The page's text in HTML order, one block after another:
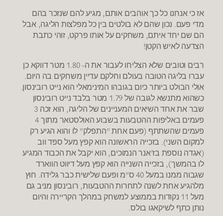
אז כי אנחנו כל כך אוהבים אותם, מגיע להם שנזכר בהם
מדי פעם. נכון שהם לא בולטים בין כל מפלצות הליגה, אבל
הם שם יחד איתם, משחקים על אותו פרקט, זוהי כתבת
הצדעה לאיש הקטן!
רבים וטובים שלא הצליחו לעבור את ה- 1.80 מטר דווקא כן
עברו בליגה הטובה בעולם וחלקם עדיין משחקים בה היום.
אולי הבולט ביותר כיום בגובהו המינימאלי הוא נייט רובינסון.
כשהוא מתנשא לגובה של 1.79 מטר בלבד נייט רובינסון
שבר את אחד השיאים המעניינים של הליגה, הוא זכה 3
פעמים באליפות ההטבעות בשבוע האולסטאר מתוך 4
פעמים שהשתתף (פעם אחת "התפלק" לו והוא הגיע רק
למקום השני). בזכייה הראשונה הוא קפץ מעל ספד ווב
(אגדה נוספת בז'אנר הנמוכים, הוא יקבל את הכבוד המגיע
לו בהמשך), בזכייה השנייה הוא קפץ מעל דיווט הווארד
שגבוה ממנו במעל 40 ס"מ ופעם שלישית כבר גלידה. חוץ
מלהגיע אחת לשנה לתחרות ההטבעות, רובינסון מניב גם
מעל 11 נקודות בממוצע למשחק במהלך הקריירה והיום
נותן כתף לשיקאגו בולס.